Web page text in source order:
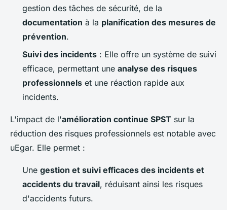
gestion des tâches de sécurité, de la
documentation à la planification des mesures de
prévention.
Suivi des incidents : Elle offre un système de suivi
efficace, permettant une analyse des risques
professionnels et une réaction rapide aux
incidents.
L'impact de l'amélioration continue SPST sur la
réduction des risques professionnels est notable avec
uEgar. Elle permet :
Une gestion et suivi efficaces des incidents et
accidents du travail, réduisant ainsi les risques
d'accidents futurs.